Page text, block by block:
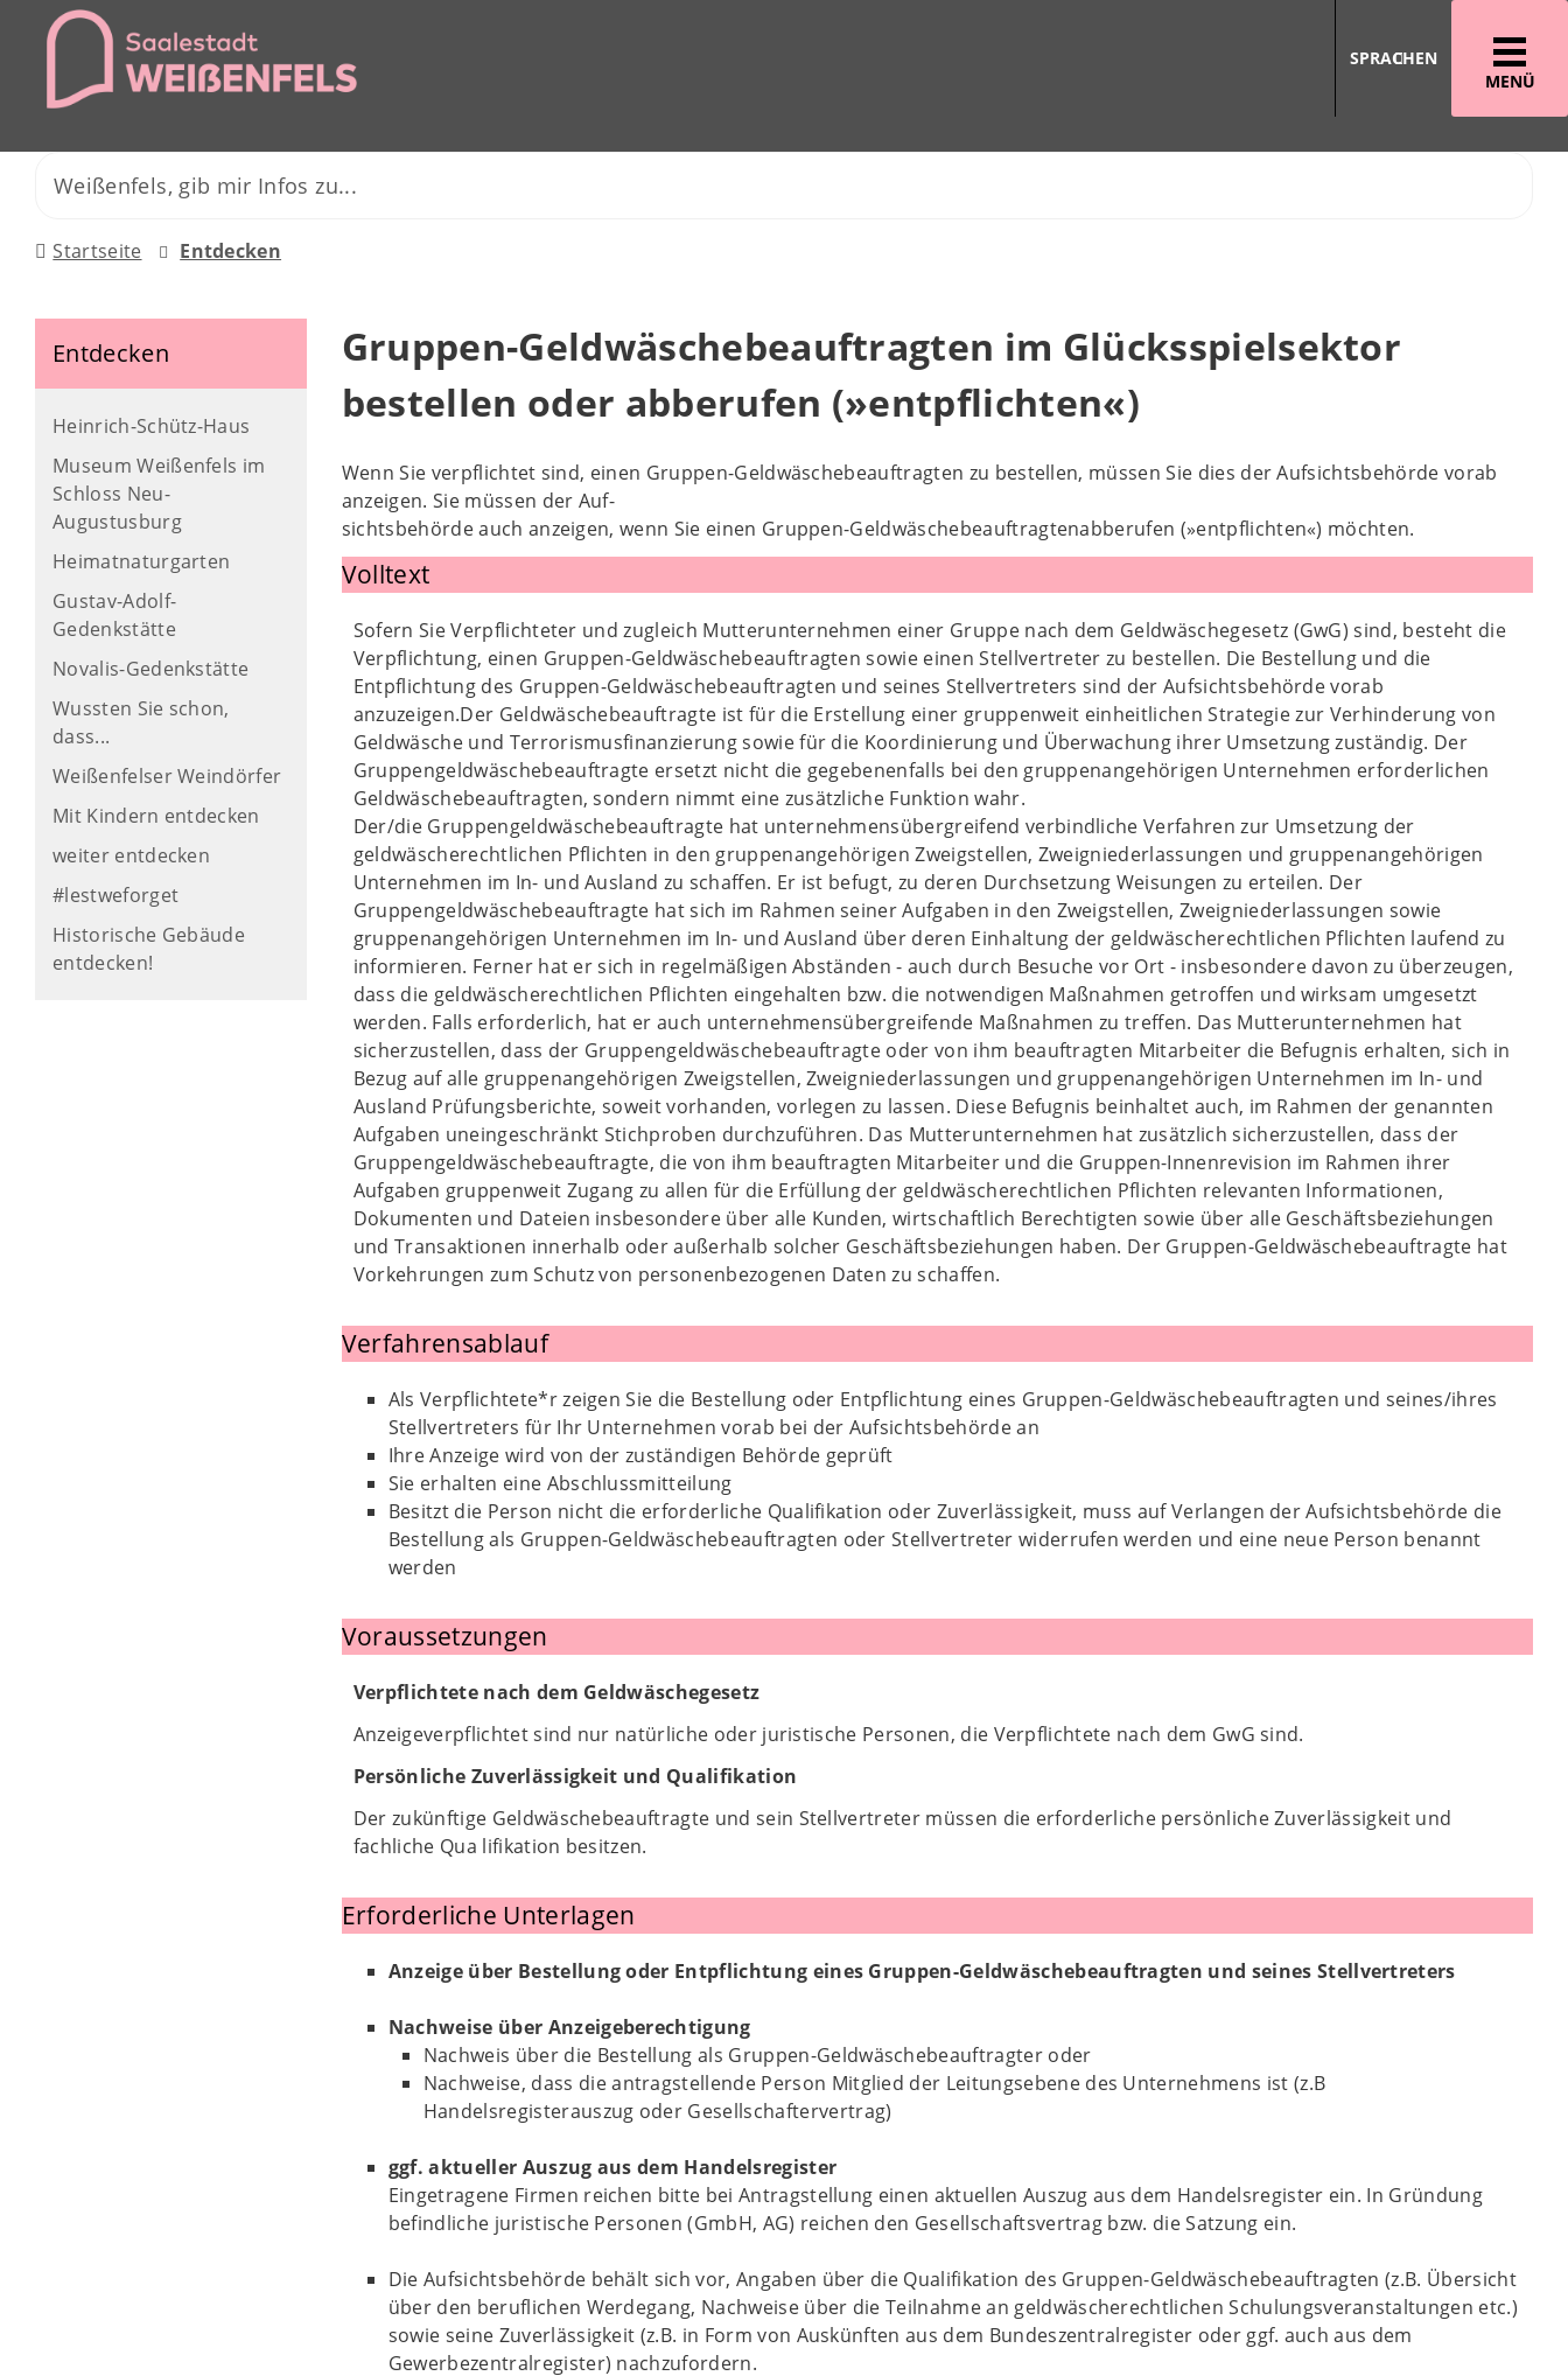
MENÜ
SPRACHEN
Startseite Entdecken
Entdecken
Heinrich-Schütz-Haus
Museum Weißenfels im
Schloss Neu-
Augustusburg
Heimatnaturgarten
Gustav-Adolf-
Gedenkstätte
Novalis-Gedenkstätte
Wussten Sie schon,
dass...
Weißenfelser Weindörfer
Mit Kindern entdecken
weiter entdecken
#lestweforget
Historische Gebäude
entdecken!
Gruppen-Geldwäschebeauftragten im Glücksspielsektor
bestellen oder abberufen (»entpflichten«)
Wenn Sie verpflichtet sind, einen Gruppen-Geldwäschebeauftragten zu bestellen, müssen Sie dies der Aufsichtsbehörde vorab
anzeigen. Sie müssen der Auf-
sichtsbehörde auch anzeigen, wenn Sie einen Gruppen-Geldwäschebeauftragtenabberufen (»entpflichten«) möchten.
Volltext
Sofern Sie Verpflichteter und zugleich Mutterunternehmen einer Gruppe nach dem Geldwäschegesetz (GwG) sind, besteht die
Verpflichtung, einen Gruppen-Geldwäschebeauftragten sowie einen Stellvertreter zu bestellen. Die Bestellung und die
Entpflichtung des Gruppen-Geldwäschebeauftragten und seines Stellvertreters sind der Aufsichtsbehörde vorab
anzuzeigen.Der Geldwäschebeauftragte ist für die Erstellung einer gruppenweit einheitlichen Strategie zur Verhinderung von
Geldwäsche und Terrorismusfinanzierung sowie für die Koordinierung und Überwachung ihrer Umsetzung zuständig. Der
Gruppengeldwäschebeauftragte ersetzt nicht die gegebenenfalls bei den gruppenangehörigen Unternehmen erforderlichen
Geldwäschebeauftragten, sondern nimmt eine zusätzliche Funktion wahr.
Der/die Gruppengeldwäschebeauftragte hat unternehmensübergreifend verbindliche Verfahren zur Umsetzung der
geldwäscherechtlichen Pflichten in den gruppenangehörigen Zweigstellen, Zweigniederlassungen und gruppenangehörigen
Unternehmen im In- und Ausland zu schaffen. Er ist befugt, zu deren Durchsetzung Weisungen zu erteilen. Der
Gruppengeldwäschebeauftragte hat sich im Rahmen seiner Aufgaben in den Zweigstellen, Zweigniederlassungen sowie
gruppenangehörigen Unternehmen im In- und Ausland über deren Einhaltung der geldwäscherechtlichen Pflichten laufend zu
informieren. Ferner hat er sich in regelmäßigen Abständen - auch durch Besuche vor Ort - insbesondere davon zu überzeugen,
dass die geldwäscherechtlichen Pflichten eingehalten bzw. die notwendigen Maßnahmen getroffen und wirksam umgesetzt
werden. Falls erforderlich, hat er auch unternehmensübergreifende Maßnahmen zu treffen. Das Mutterunternehmen hat
sicherzustellen, dass der Gruppengeldwäschebeauftragte oder von ihm beauftragten Mitarbeiter die Befugnis erhalten, sich in
Bezug auf alle gruppenangehörigen Zweigstellen, Zweigniederlassungen und gruppenangehörigen Unternehmen im In- und
Ausland Prüfungsberichte, soweit vorhanden, vorlegen zu lassen. Diese Befugnis beinhaltet auch, im Rahmen der genannten
Aufgaben uneingeschränkt Stichproben durchzuführen. Das Mutterunternehmen hat zusätzlich sicherzustellen, dass der
Gruppengeldwäschebeauftragte, die von ihm beauftragten Mitarbeiter und die Gruppen-Innenrevision im Rahmen ihrer
Aufgaben gruppenweit Zugang zu allen für die Erfüllung der geldwäscherechtlichen Pflichten relevanten Informationen,
Dokumenten und Dateien insbesondere über alle Kunden, wirtschaftlich Berechtigten sowie über alle Geschäftsbeziehungen
und Transaktionen innerhalb oder außerhalb solcher Geschäftsbeziehungen haben. Der Gruppen-Geldwäschebeauftragte hat
Vorkehrungen zum Schutz von personenbezogenen Daten zu schaffen.
Verfahrensablauf
Als Verpflichtete*r zeigen Sie die Bestellung oder Entpflichtung eines Gruppen-Geldwäschebeauftragten und seines/ihres
Stellvertreters für Ihr Unternehmen vorab bei der Aufsichtsbehörde an
Ihre Anzeige wird von der zuständigen Behörde geprüft
Sie erhalten eine Abschlussmitteilung
Besitzt die Person nicht die erforderliche Qualifikation oder Zuverlässigkeit, muss auf Verlangen der Aufsichtsbehörde die
Bestellung als Gruppen-Geldwäschebeauftragten oder Stellvertreter widerrufen werden und eine neue Person benannt
werden
Voraussetzungen
Verpflichtete nach dem Geldwäschegesetz
Anzeigeverpflichtet sind nur natürliche oder juristische Personen, die Verpflichtete nach dem GwG sind.
Persönliche Zuverlässigkeit und Qualifikation
Der zukünftige Geldwäschebeauftragte und sein Stellvertreter müssen die erforderliche persönliche Zuverlässigkeit und
fachliche Qua lifikation besitzen.
Erforderliche Unterlagen
Anzeige über Bestellung oder Entpflichtung eines Gruppen-Geldwäschebeauftragten und seines Stellvertreters
Nachweise über Anzeigeberechtigung
Nachweis über die Bestellung als Gruppen-Geldwäschebeauftragter oder
Nachweise, dass die antragstellende Person Mitglied der Leitungsebene des Unternehmens ist (z.B
Handelsregisterauszug oder Gesellschaftervertrag)
ggf. aktueller Auszug aus dem Handelsregister
Eingetragene Firmen reichen bitte bei Antragstellung einen aktuellen Auszug aus dem Handelsregister ein. In Gründung
befindliche juristische Personen (GmbH, AG) reichen den Gesellschaftsvertrag bzw. die Satzung ein.
Die Aufsichtsbehörde behält sich vor, Angaben über die Qualifikation des Gruppen-Geldwäschebeauftragten (z.B. Übersicht
über den beruflichen Werdegang, Nachweise über die Teilnahme an geldwäscherechtlichen Schulungsveranstaltungen etc.)
sowie seine Zuverlässigkeit (z.B. in Form von Auskünften aus dem Bundeszentralregister oder ggf. auch aus dem
Gewerbezentralregister) nachzufordern.